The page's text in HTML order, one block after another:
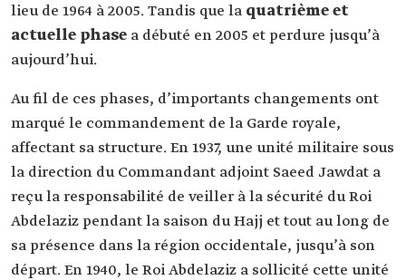
lieu de 1964 à 2005. Tandis que la quatrième et
actuelle phase a débuté en 2005 et perdure jusqu’à
aujourd’hui.
Au fil de ces phases, d’importants changements ont
marqué le commandement de la Garde royale,
affectant sa structure. En 1937, une unité militaire sous
la direction du Commandant adjoint Saeed Jawdat a
reçu la responsabilité de veiller à la sécurité du Roi
Abdelaziz pendant la saison du Hajj et tout au long de
sa présence dans la région occidentale, jusqu’à son
départ. En 1940, le Roi Abdelaziz a sollicité cette unité